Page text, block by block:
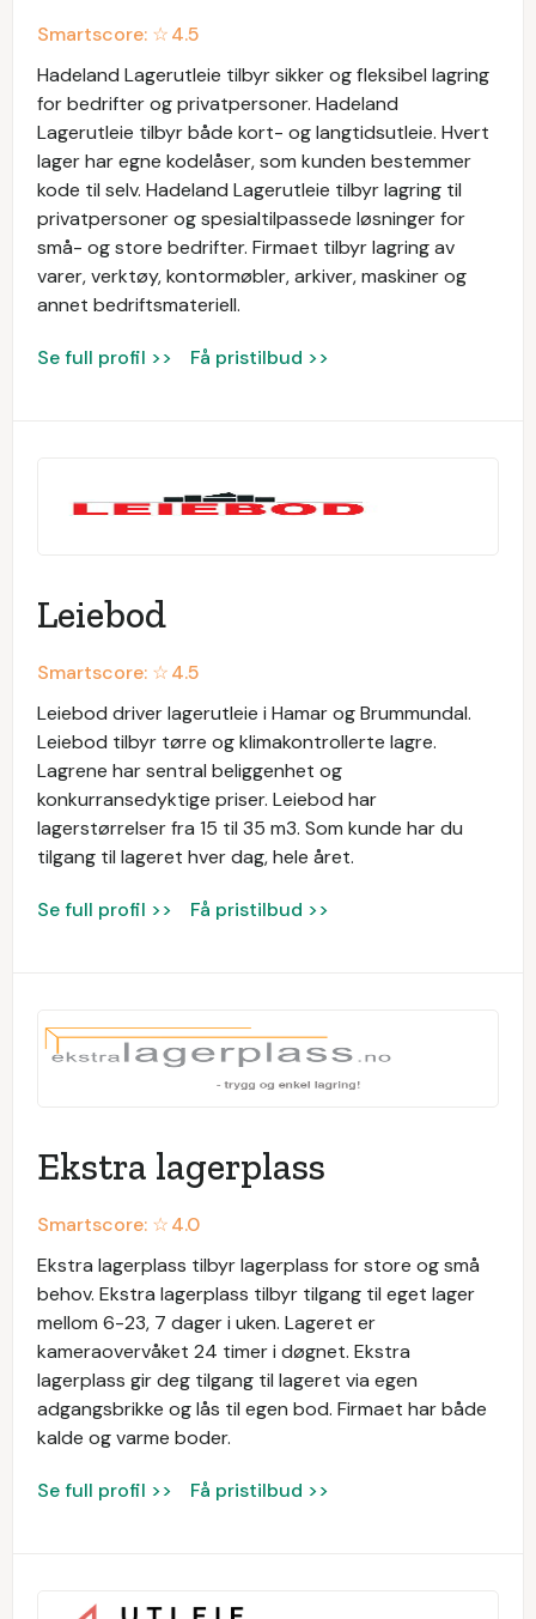
Smartscore: ☆4.5
Hadeland Lagerutleie tilbyr sikker og fleksibel lagring
for bedrifter og privatpersoner. Hadeland
Lagerutleie tilbyr både kort- og langtidsutleie. Hvert
lager har egne kodelåser, som kunden bestemmer
kode til selv. Hadeland Lagerutleie tilbyr lagring til
privatpersoner og spesialtilpassede løsninger for
små- og store bedrifter. Firmaet tilbyr lagring av
varer, verktøy, kontormøbler, arkiver, maskiner og
annet bedriftsmateriell.
Se full profil >> Få pristilbud >>
Leiebod
Smartscore: ☆4.5
Leiebod driver lagerutleie i Hamar og Brummundal.
Leiebod tilbyr tørre og klimakontrollerte lagre.
Lagrene har sentral beliggenhet og
konkurransedyktige priser. Leiebod har
lagerstørrelser fra 15 til 35 m3. Som kunde har du
tilgang til lageret hver dag, hele året.
Se full profil >> Få pristilbud >>
Ekstra lagerplass
Smartscore: ☆4.0
Ekstra lagerplass tilbyr lagerplass for store og små
behov. Ekstra lagerplass tilbyr tilgang til eget lager
mellom 6-23, 7 dager i uken. Lageret er
kameraovervåket 24 timer i døgnet. Ekstra
lagerplass gir deg tilgang til lageret via egen
adgangsbrikke og lås til egen bod. Firmaet har både
kalde og varme boder.
Se full profil >> Få pristilbud >>